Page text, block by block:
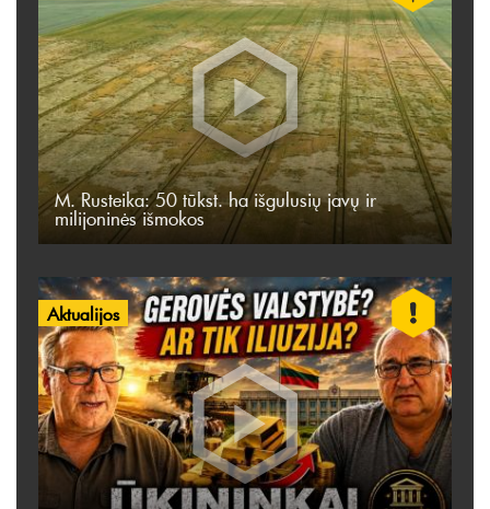
M. Rusteika: 50 tūkst. ha išgulusių javų ir
milijoninės išmokos
Aktualijos